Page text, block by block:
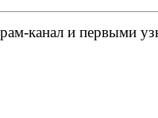
канал и первыми